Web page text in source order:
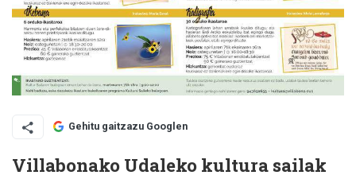
Gehitu gaitzazu Googlen
Villabonako Udaleko kultura sailak